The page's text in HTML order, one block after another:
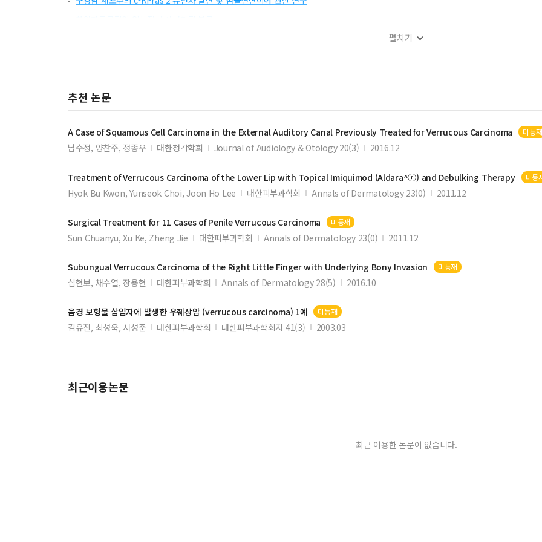
펼치기
추천 논문
A Case of Squamous Cell Carcinoma in the External Auditory Canal Previously Treated forVerrucous Carcinoma 미등재
남수정, 양찬주, 정종우 대한청각학회 Journal of Audiology & Otology 20(3) 2016.12
Treatment ofVerrucous Carcinoma of the Lower Lip with Topical Imiquimod (Aldara^ⓡ) and Debulking Therapy 미등
Hyok Bu Kwon, Yunseok Choi, Joon Ho Lee 대한피부과학회 Annals of Dermatology 23(0) 2011.12
Surgical Treatment for 11 Cases of PenileVerrucous Carcinoma 미등재
Sun Chuanyu, Xu Ke, Zheng Jie 대한피부과학회 Annals of Dermatology 23(0) 2011.12
SubungualVerrucous Carcinoma of the Right Little Finger with Underlying Bony Invasion 미등재
심현보, 채수열, 장용현 대한피부과학회 Annals of Dermatology 28(5) 2016.10
음경 보형물 삽입자에 발생한 우췌상암 (verrucous carcinoma) 1예 미등재
김유진, 최성욱, 서성준 대한피부과학회 대한피부과학회지 41(3) 2003.03
최근이용논문
최근 이용한 논문이 없습니다.